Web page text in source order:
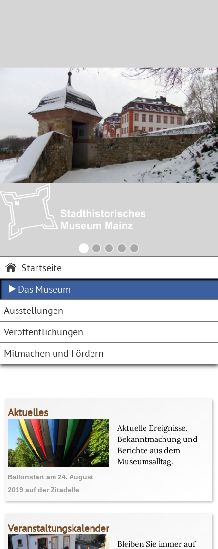
Startseite
Das Museum
Ausstellungen
Veröffentlichungen
Mitmachen und Fördern
Aktuelles
Ballonstart am 24. August
2019 auf der Zitadelle
Aktuelle Ereignisse,
Bekanntmachung und
Berichte aus dem
Museumsalltag.
Veranstaltungskalender
Bleiben Sie immer auf